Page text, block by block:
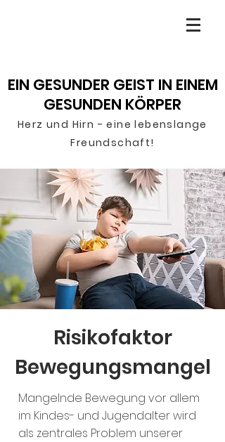
EIN GESUNDER GEIST IN EINEM
GESUNDEN KÖRPER
Herz und Hirn - eine lebenslange
Freundschaft!
Risikofaktor
Bewegungsmangel
Mangelnde Bewegung vor allem
im Kindes- und Jugendalter wird
als zentrales Problem unserer